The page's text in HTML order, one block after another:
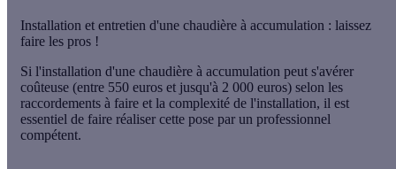
Installation et entretien d'une chaudière à accumulation : laissez
faire les pros !
Si l'installation d'une chaudière à accumulation peut s'avérer
coûteuse (entre 550 euros et jusqu'à 2 000 euros) selon les
raccordements à faire et la complexité de l'installation, il est
essentiel de faire réaliser cette pose par un professionnel
compétent.